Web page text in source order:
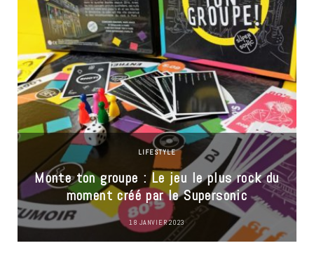
LIFESTYLE
Monte ton groupe : Le jeu le plus rock du
moment créé par le Supersonic
18 JANVIER 2023